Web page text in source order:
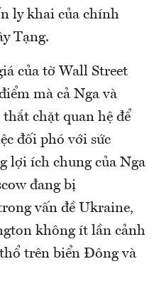
ly khai của chính
Tạng.
của tờ Wall Street
mà cả Nga và
chặt quan hệ để
đối phó với sức
lợi ích chung của Nga
đang bị
vấn đề Ukraine,
không ít lần cảnh
trên biển Đông và